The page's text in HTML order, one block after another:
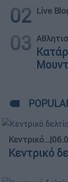
02 Live
03
Κεντρικό...|
Κεντρικό